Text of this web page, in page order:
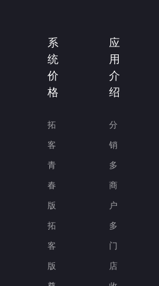
系
统
价
格
拓
客
青
春
版
拓
客
版
应
用
介
绍
分
销
多
商
户
多
门
店